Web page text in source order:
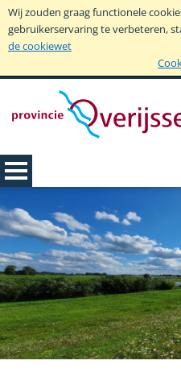
Wij zouden graag functionele
gebruikerservaring te verbeteren,
de cookiewet